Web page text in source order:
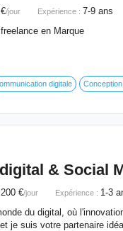
/jour Expérience : 7-9 ans
en Marque
digitale
digital & Social
€/jour Expérience : 1-3
du digital, où
je suis votre partenaire